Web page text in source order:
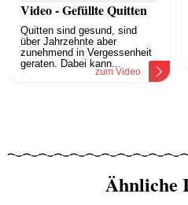
Video - Gefüllte Quitten
Quitten sind gesund, sind
über Jahrzehnte aber
zunehmend in Vergessenheit
geraten. Dabei kann...
zum Video
Ähnliche